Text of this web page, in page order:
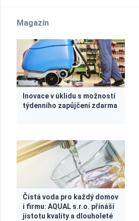
Magazín
Inovace v úklidu s možností
týdenního zapůjčení zdarma
Čistá voda pro každý domov
i firmu: AQUAL s.r.o. přináší
jistotu kvality a dlouholeté